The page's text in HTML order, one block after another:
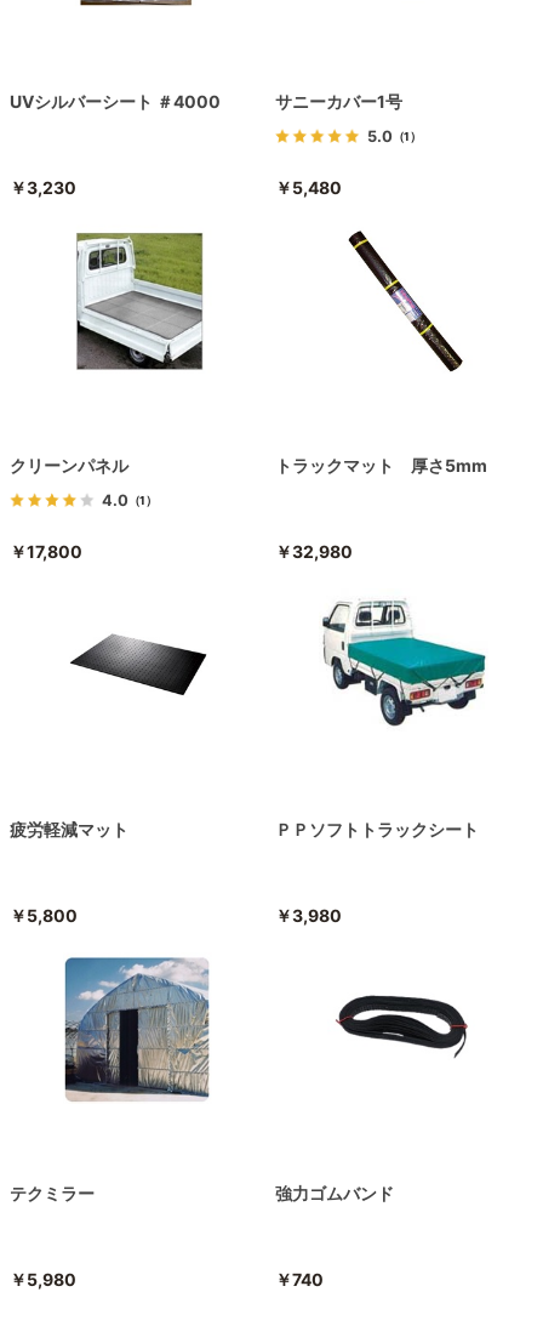
UVシルバーシート ＃4000
￥3,230
サニーカバー1号
5.0 （1）
￥5,480
クリーンパネル
4.0 （1）
￥17,800
トラックマット 厚さ5mm
￥32,980
疲労軽減マット
￥5,800
ＰＰソフトトラックシート
￥3,980
テクミラー
￥5,980
強力ゴムバンド
￥740